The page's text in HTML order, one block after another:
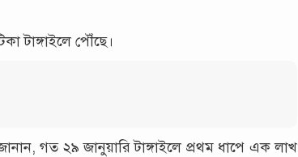
টাঙ্গাইলে পৌঁছে।
গত ২৯ জানুয়ারি টাঙ্গাইলে প্রথম ধাপে এক লাখ